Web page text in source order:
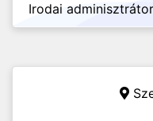
Irodai adminisztrátor